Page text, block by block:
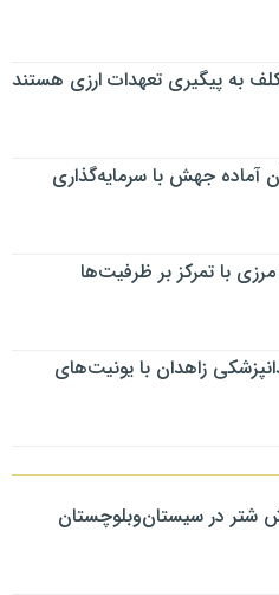
به پیگیری تعهدات ارزی هستند
آماده جهش با سرمایه‌گذاری
با تمرکز بر ظرفیت‌ها
زاهدان با یونیت‌های
شتر در سیستان‌وبلوچستان